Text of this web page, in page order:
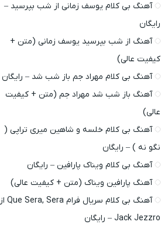
آهنگ بی کلام یوسف زمانی از شب بپرسید –
رایگان
آهنگ از شب بپرسید یوسف زمانی (متن +
کیفیت عالی)
آهنگ بی کلام مهراد جم باز شب شد – رایگان
آهنگ باز شب شد مهراد جم (متن + کیفیت
عالی)
آهنگ بی کلام خلسه و شاهین میری تراپی (
نگو نه ) – رایگان
آهنگ بی کلام ویناک پارافین – رایگان
آهنگ پارافین ویناک (متن + کیفیت عالی)
آهنگ بی کلام سریال فرام Que Sera, Sera از
Jack Jezzro – رایگان